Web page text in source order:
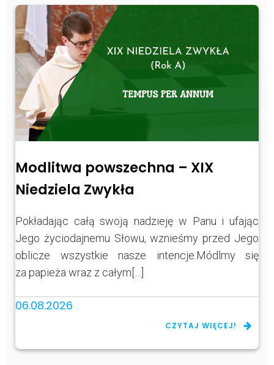
Modlitwa powszechna – XIX
Niedziela Zwykła
Pokładając całą swoją nadzieję w Panu i ufając
Jego życiodajnemu Słowu, wznieśmy przed Jego
oblicze wszystkie nasze intencje.Módlmy się
za papieża wraz z całym[…]
06.08.2026
CZYTAJ WIĘCEJ!